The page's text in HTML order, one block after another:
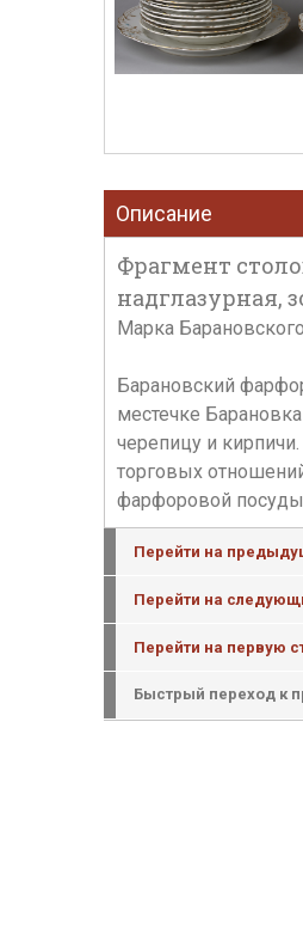
Описание
Фрагмент
надглазурная,
Марка
Барановский
местечке
черепицу и
торговых
фарфоровой посуды
Перейти на
Перейти на
Перейти на первую
Быстрый переход к